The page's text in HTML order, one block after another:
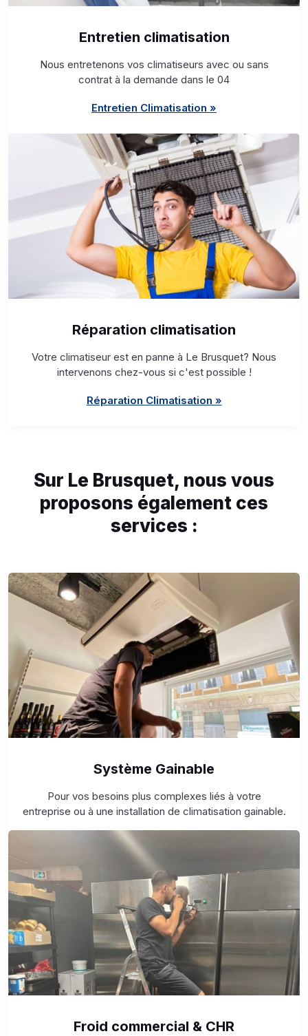
Entretien climatisation
Nous entretenons vos climatiseurs avec ou sans
contrat à la demande dans le 04
Entretien Climatisation »
Réparation climatisation
Votre climatiseur est en panne à Le Brusquet? Nous
intervenons chez-vous si c'est possible !
Réparation Climatisation »
Sur Le Brusquet, nous vous
proposons également ces
services :
Système Gainable
Pour vos besoins plus complexes liés à votre
entreprise ou à une installation de climatisation gainable.
Froid commercial & CHR